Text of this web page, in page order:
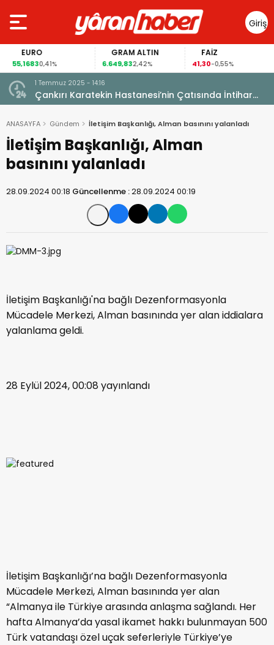
Giriş
Yap
EURO
55,16830,41%
GRAM ALTIN
6.649,832,42%
FAİZ
41,30-0,55%
1 Temmuz 2025 - 14:16
Çankırı Karatekin Hastanesi’nin Çatısında İntihar
Girişimi: Belediye Başkanını Çağırdı
ANASAYFA Gündem İletişim Başkanlığı, Alman basınını yalanladı
İletişim Başkanlığı, Alman
basınını yalanladı
28.09.2024 00:18 Güncellenme :28.09.2024 00:19
İletişim Başkanlığı'na bağlı Dezenformasyonla
Mücadele Merkezi, Alman basınında yer alan iddialara
yalanlama geldi.
28 Eylül 2024, 00:08yayınlandı
İletişim Başkanlığı’na bağlı Dezenformasyonla
Mücadele Merkezi, Alman basınında yer alan
“Almanya ile Türkiye arasında anlaşma sağlandı. Her
hafta Almanya’da yasal ikamet hakkı bulunmayan 500
Türk vatandaşı özel uçak seferleriyle Türkiye’ye